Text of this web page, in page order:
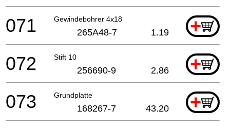
Gewindebohrer 4x18 +
071 265A48-7 1.19
Stift 10 +
072 256690-9 2.86
Grundplatte +
073 168267-7 43.20